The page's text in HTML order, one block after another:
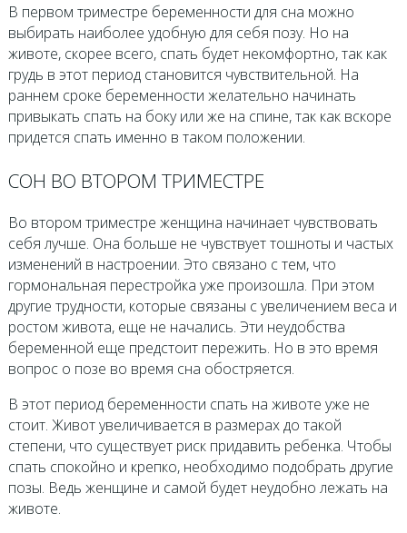
В первом триместре беременности для сна можно
выбирать наиболее удобную для себя позу. Но на
животе, скорее всего, спать будет некомфортно, так как
грудь в этот период становится чувствительной. На
раннем сроке беременности желательно начинать
привыкать спать на боку или же на спине, так как вскоре
придется спать именно в таком положении.
СОН ВО ВТОРОМ ТРИМЕСТРЕ
Во втором триместре женщина начинает чувствовать
себя лучше. Она больше не чувствует тошноты и частых
изменений в настроении. Это связано с тем, что
гормональная перестройка уже произошла. При этом
другие трудности, которые связаны с увеличением веса и
ростом живота, еще не начались. Эти неудобства
беременной еще предстоит пережить. Но в это время
вопрос о позе во время сна обостряется.
В этот период беременности спать на животе уже не
стоит. Живот увеличивается в размерах до такой
степени, что существует риск придавить ребенка. Чтобы
спать спокойно и крепко, необходимо подобрать другие
позы. Ведь женщине и самой будет неудобно лежать на
животе.